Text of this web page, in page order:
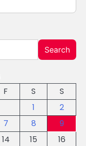
Search
F S
S
1
2
7 8
9
14 15
16